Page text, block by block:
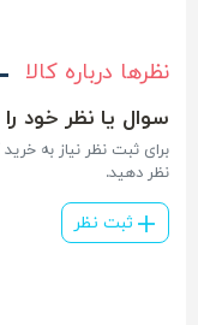
نظرها درباره کالا
سوال یا نظر خود
برای ثبت نظر نیاز به خرید
نظر دهید.
ثبت نظر